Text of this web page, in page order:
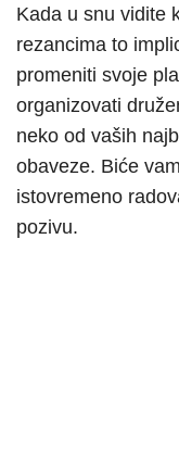
Kada u snu vidite
rezancima to
promeniti svoje
organizovati
neko od vaših
obaveze. Biće
istovremeno
pozivu.